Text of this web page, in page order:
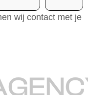
wij contact met je